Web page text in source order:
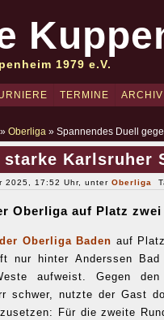
1979 e.V.
TERMINE ARCHIV
Oberliga» Spannendes Duell
Karlsruher
2025, 17:52 Uhr, unter Oberliga
Oberliga auf Platz
Oberliga Baden auf
nur hinter Anderssen
aufweist. Gegen den
schwer, nutzte der Gast
Für die zweite